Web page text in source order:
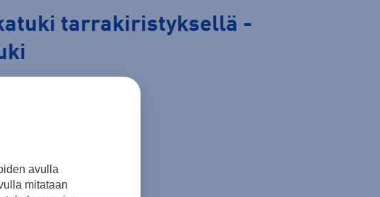
tarrakiristyksellä -
avulla
mitataan